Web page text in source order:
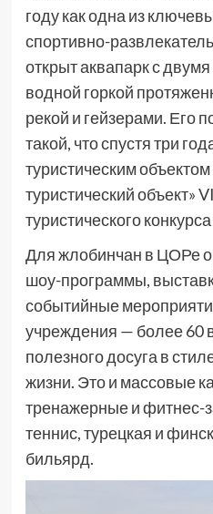
году как одна из
спортивно-
открыт аквапарк с
водной горкой
рекой и гейзерами. Его
такой, что спустя три
туристическим
туристический объект»
туристического
Для жлобинчан в ЦОРе
шоу-программы,
событийные
учреждения — более 60
полезного досуга в
жизни. Это и массовые
тренажерные и фитнес-
теннис, турецкая и
бильярд.